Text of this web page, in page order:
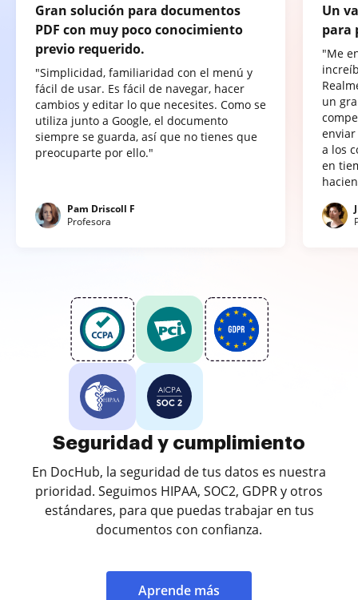
Gran solución para documentos
PDF con muy poco conocimiento
previo requerido.
"Simplicidad, familiaridad con el menú y
fácil de usar. Es fácil de navegar, hacer
cambios y editar lo que necesites. Como se
utiliza junto a Google, el documento
siempre se guarda, así que no tienes que
preocuparte por ello."
Pam Driscoll F
Profesora
Un
para
"Me
un
a los
en
Seguridad y cumplimiento
En DocHub, la seguridad de tus datos es nuestra
prioridad. Seguimos HIPAA, SOC2, GDPR y otros
estándares, para que puedas trabajar en tus
documentos con confianza.
Aprende más